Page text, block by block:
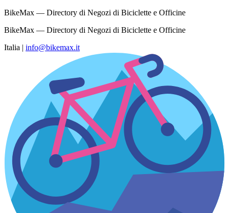
BikeMax — Directory di Negozi di Biciclette e Officine
BikeMax — Directory di Negozi di Biciclette e Officine
Italia | info@bikemax.it